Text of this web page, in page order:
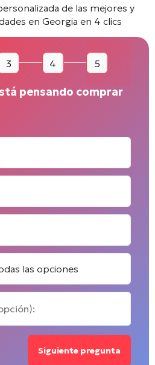
de las mejores y
en Georgia en 4 clics
3 4 5
pensando comprar
las opciones
Siguiente pregunta